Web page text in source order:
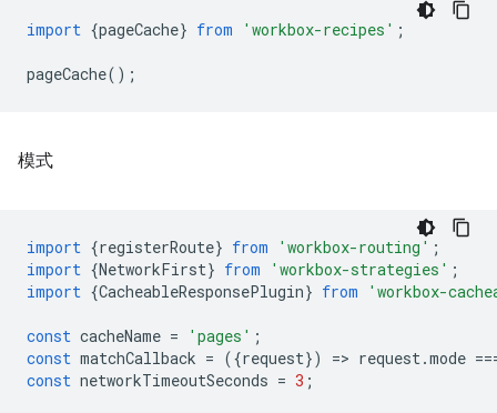
import {pageCache} from 'workbox-recipes' ;
pageCache();
模式
import {registerRoute} from 'workbox-routing' ;
import {NetworkFirst} from 'workbox-strategies' ;
import {CacheableResponsePlugin} from 'workbox-
const cacheName = 'pages' ;
const matchCallback = ({request}) => request.mode
const networkTimeoutSeconds = 3 ;